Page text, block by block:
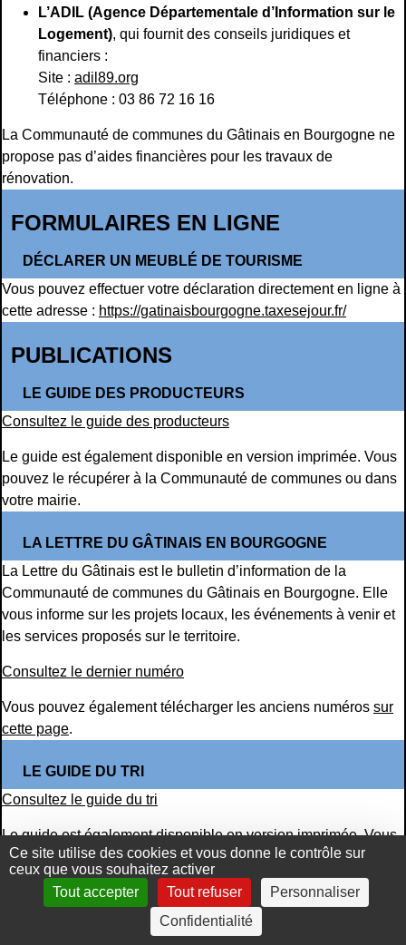
Ce site utilise des cookies et vous donne le contrôle sur
ceux que vous souhaitez activer
Tout accepter
Tout refuser
Personnaliser
Confidentialité
L’ADIL (Agence Départementale d’Information sur le
Logement), qui fournit des conseils juridiques et
financiers :
Site : adil89.org
Téléphone : 03 86 72 16 16
La Communauté de communes du Gâtinais en Bourgogne ne
propose pas d’aides financières pour les travaux de
rénovation.
FORMULAIRES EN LIGNE
DÉCLARER UN MEUBLÉ DE TOURISME
Vous pouvez effectuer votre déclaration directement en ligne à
cette adresse : https://gatinaisbourgogne.taxesejour.fr/
PUBLICATIONS
LE GUIDE DES PRODUCTEURS
Consultez le guide des producteurs
Le guide est également disponible en version imprimée. Vous
pouvez le récupérer à la Communauté de communes ou dans
votre mairie.
LA LETTRE DU GÂTINAIS EN BOURGOGNE
La Lettre du Gâtinais est le bulletin d’information de la
Communauté de communes du Gâtinais en Bourgogne. Elle
vous informe sur les projets locaux, les événements à venir et
les services proposés sur le territoire.
Consultez le dernier numéro
Vous pouvez également télécharger les anciens numéros sur
cette page.
LE GUIDE DU TRI
Consultez le guide du tri
Le guide est également disponible en version imprimée. Vous
pouvez le récupérer à la Communauté de communes ou dans
votre mairie.
LE GUIDE DU COMPOSTAGE